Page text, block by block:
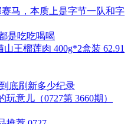
马，本质上是字节一队和字
是吃吃喝喝
王榴莲肉 400g*2盒装 62.91
底刷新多少纪录
意儿（0727第 3660期）